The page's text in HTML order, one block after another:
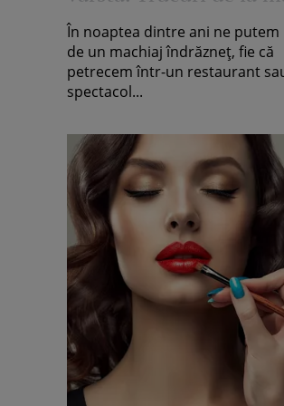
up artist:
simplitatea va fi
Exclusiv
În noaptea dintre ani ne putem
de un machiaj îndrăzneț, fie că
petrecem într-un restaurant
spectacol...